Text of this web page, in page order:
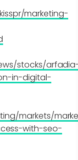
marketing-
stocks/
in-digital-
markets/
with-seo-